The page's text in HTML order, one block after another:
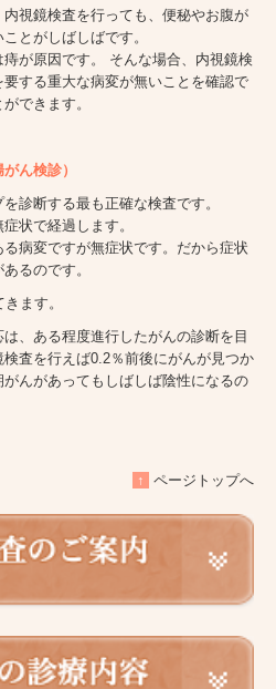
視鏡検査を行っても、便秘やお腹が
とがしばしばです。
が原因です。 そんな場合、内視鏡検
する重大な病変が無いことを確認で
できます。
ん検診）
診断する最も正確な検査です。
状で経過します。
病変ですが無症状です。だから症状
るのです。
ます。
、ある程度進行したがんの診断を目
査を行えば0.2％前後にがんが見つか
んがあってもしばしば陰性になるの
↑ ページトップへ